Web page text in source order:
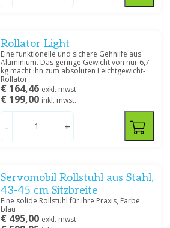
Rollator Light
Eine funktionelle und sichere Gehhilfe aus
Aluminium. Das geringe Gewicht von nur 6,7
kg macht ihn zum absoluten Leichtgewicht-
Rollator
€ 164,46 exkl. mwst
€ 199,00 inkl. mwst.
- +
Servomobil Rollstuhl aus Stahl,
43-45 cm Sitzbreite
Eine solide Rollstuhl für Ihre Praxis, Farbe
blau
€ 495,00 exkl. mwst